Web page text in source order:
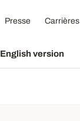
Presse Carrières
English version